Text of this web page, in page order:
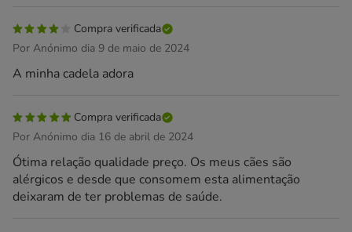
Compra verificada
Por Anónimo dia 9 de maio de 2024
A minha cadela adora
Compra verificada
Por Anónimo dia 16 de abril de 2024
Ótima relação qualidade preço. Os meus cães são
alérgicos e desde que consomem esta alimentação
deixaram de ter problemas de saúde.